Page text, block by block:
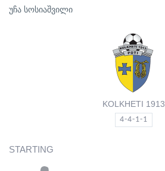
უჩა სოსიაშვილი
KOLKHETI 1913
4-4-1-1
STARTING